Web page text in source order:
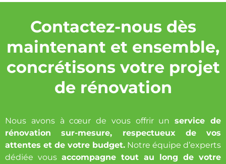
Contactez-nous dès
maintenant et ensemble,
concrétisons votre projet
de rénovation
Nous avons à cœur de vous offrir unservice de
rénovation sur-mesure, respectueux de vos
attentes et de votre budget. Notre équipe d’experts
dédiée vous accompagne tout au long de votre